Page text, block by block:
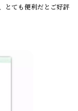
とても便利だとご好評